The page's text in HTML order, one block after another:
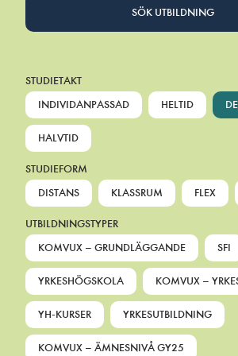
SÖK UTBILDNING
STUDIETAKT
INDIVIDANPASSAD
HELTID
HALVTID
STUDIEFORM
DISTANS
KLASSRUM FLEX
UTBILDNINGSTYPER
KOMVUX – GRUNDLÄGGANDE
SFI
YRKESHÖGSKOLA KOMVUX –
YH-KURSER YRKESUTBILDNING
KOMVUX – ÄMNESNIVÅ GY25